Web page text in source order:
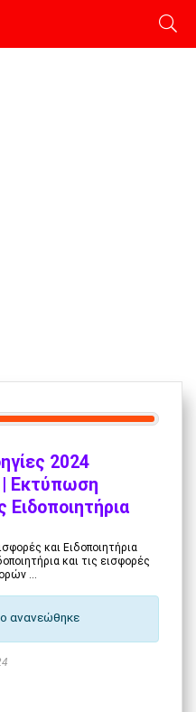
2024
Εκτύπωση
Ειδοποιητήρια
και Ειδοποιητήρια
και τις εισφορές
...
ανανεώθηκε